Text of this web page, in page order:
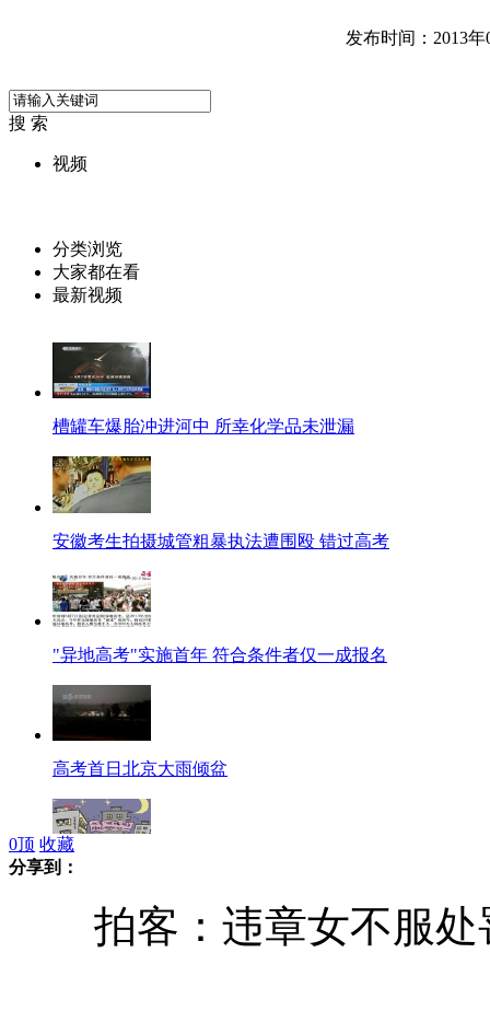
发布时间：2013年
搜 索
视频
分类浏览
大家都在看
最新视频
槽罐车爆胎冲进河中 所幸化学品未泄漏
安徽考生拍摄城管粗暴执法遭围殴 错过高考
"异地高考"实施首年 符合条件者仅一成报名
高考首日北京大雨倾盆
高考生五花八门的解压大法
0顶 收藏
分享到：
拍客：违章女不服处